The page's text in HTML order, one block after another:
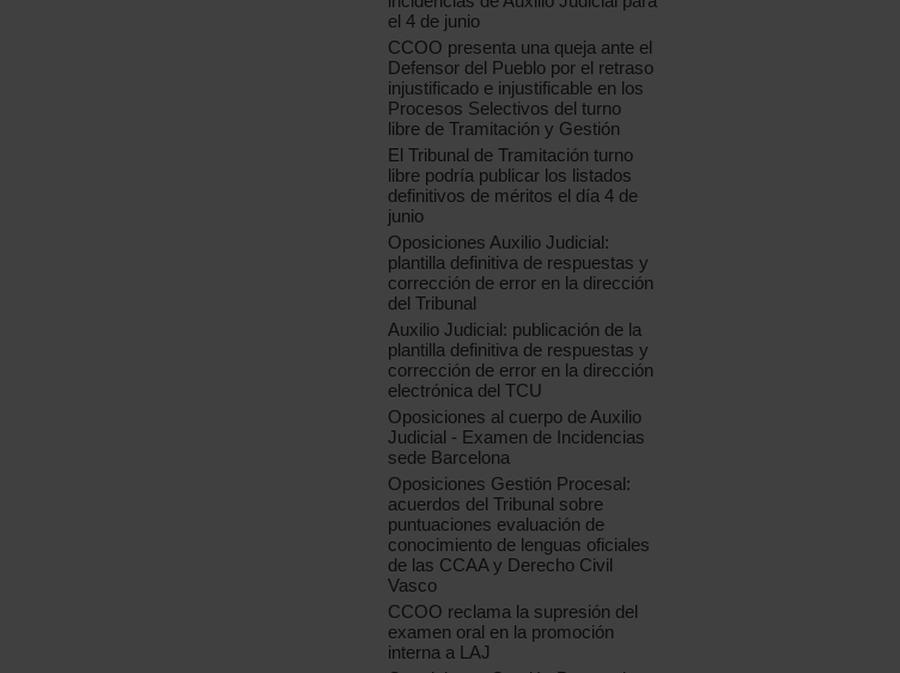
el 4 de junio
CCOO presenta una queja ante el
Defensor del Pueblo por el retraso
injustificado e injustificable en los
Procesos Selectivos del turno
libre de Tramitación y Gestión
El Tribunal de Tramitación turno
libre podría publicar los listados
definitivos de méritos el día 4 de
junio
Oposiciones Auxilio Judicial:
plantilla definitiva de respuestas y
corrección de error en la dirección
del Tribunal
Auxilio Judicial: publicación de la
plantilla definitiva de respuestas y
corrección de error en la dirección
electrónica del TCU
Oposiciones al cuerpo de Auxilio
Judicial - Examen de Incidencias
sede Barcelona
Oposiciones Gestión Procesal:
acuerdos del Tribunal sobre
puntuaciones evaluación de
conocimiento de lenguas oficiales
de las CCAA y Derecho Civil
Vasco
CCOO reclama la supresión del
examen oral en la promoción
interna a LAJ